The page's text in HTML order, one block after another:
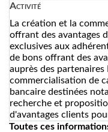
Activité
La création et la
offrant des avantages
exclusives aux
de bons offrant des
auprès des
commercialisation de
bancaire destinées
recherche et
d'avantages clients
Toutes ces